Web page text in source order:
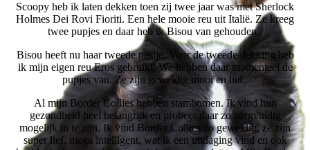
Scoopy heb ik laten dekken toen zij twee jaar was met Sherlock
Holmes Dei Rovi Fioriti. Een hele mooie reu uit Italië. Ze kreeg
twee pupjes en daar heb ik Bisou van gehouden.
Bisou heeft nu haar tweede nestje. Voor de tweede dekking heb
ik mijn eigen reu Eros gebruikt. We hebben daar momenteel de
pupjes van. Ze zijn geweldig mooi en lief.
Al mijn Border Collies hebben stambomen. Ik vind hun
gezondheid heel belangrijk en probeer daar zo zorgvuldig
mogelijk in te zijn. Ik vind Border Collies zo geweldig, ze zijn
super lief, mega intelligent, wat ik een uitdaging vind en ook